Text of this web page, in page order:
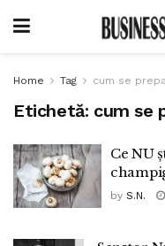
Home Tag cum se
Etichetă: cum se
Ce NU
by S.N.